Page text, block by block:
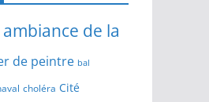
ambiance de la
de peintre bal
choléra Cité